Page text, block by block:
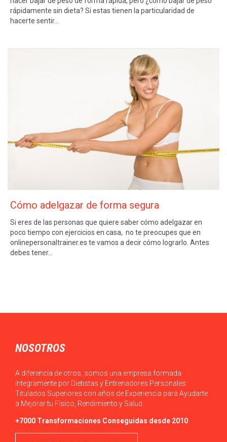
rápidamente sin dieta? Si estas tienen la particularidad de
hacerte sentir…
Cómo adelgazar de forma segura
Si eres de las personas que quiere saber cómo adelgazar en
poco tiempo con ejercicios en casa, no te preocupes que en
onlinepersonaltrainer.es te vamos a decir cómo lograrlo. Antes
debes tener…
NOSOTROS
A diferencia de otros, somos una empresa formada
íntegramente por Dietistas y Entrenadores Personales
Titulados Superiores con años de Experiencia para Ayudarte
a Mejorar tu Físico, Rendimiento y Salud.
+7000 Transformaciones Conseguidas desde 2010